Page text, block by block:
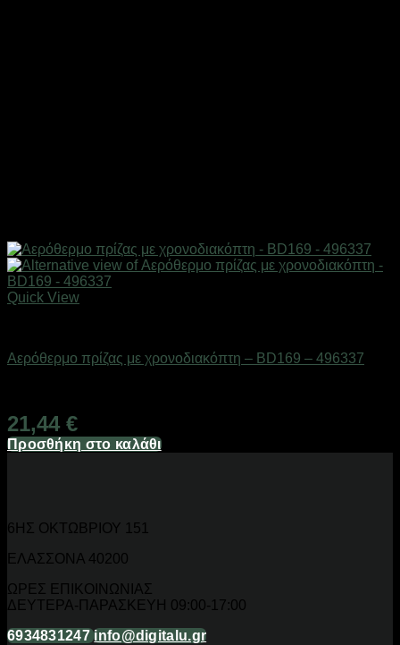
Quick View
Αερόθερμο πρίζας με χρονοδιακόπτη – BD169 – 496337
21,44 €
Προσθήκη στο καλάθι
6ΗΣ ΟΚΤΩΒΡΙΟΥ 151
ΕΛΑΣΣΟΝΑ 40200
ΩΡΕΣ ΕΠΙΚΟΙΝΩΝΙΑΣ
ΔΕΥΤΕΡΑ-ΠΑΡΑΣΚΕΥΗ 09:00-17:00
6934831247 info@digitalu.gr